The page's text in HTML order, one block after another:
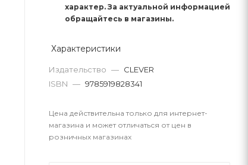
характер. За актуальной информацией
обращайтесь в магазины.
Характеристики
Издательство — CLEVER
ISBN — 9785919828341
Цена действительна только для интернет-
магазина и может отличаться от цен в
розничных магазинах